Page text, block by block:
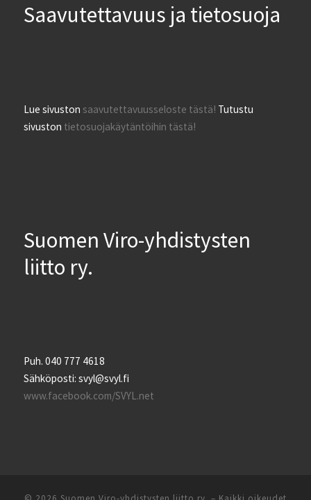
Saavutettavuus ja tietosuoja
Lue sivustonsaavutettavuusseloste tästä! Tutustu
sivuston tietosuojakäytäntöihin tästä!
Suomen Viro-yhdistysten
liitto ry.
Puh. 040 777 4618
Sähköposti: svyl@svyl.fi
www.facebook.com/SVYL.net